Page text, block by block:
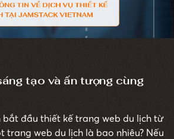
tạo và ấn tượng cùng
đầu thiết kế trang web du lịch từ
trang web du lịch là bao nhiêu? Nếu